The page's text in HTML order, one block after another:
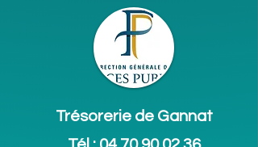
Trésorerie de Gannat